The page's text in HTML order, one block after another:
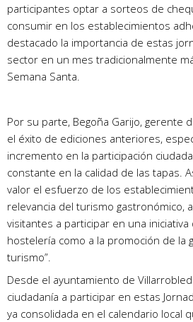
participantes optar a sorteos de
consumir en los establecimientos
destacado la importancia de estas
sector en un mes tradicionalmente
Semana Santa.
Por su parte, Begoña Garijo, gerente
el éxito de ediciones anteriores,
incremento en la participación
constante en la calidad de las tapas.
valor el esfuerzo de los
relevancia del turismo gastronómico,
visitantes a participar en una iniciativa
hostelería como a la promoción de la
turismo”.
Desde el ayuntamiento de
ciudadanía a participar en estas
ya consolidada en el calendario local